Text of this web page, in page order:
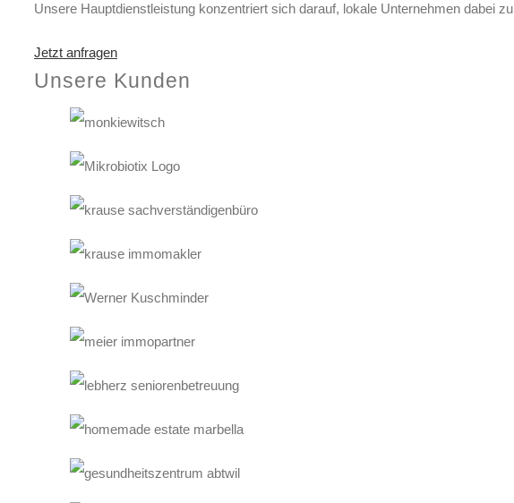
Unsere Hauptdienstleistung konzentriert sich darauf, lokale Unternehmen dabei
Jetzt anfragen
Unsere Kunden